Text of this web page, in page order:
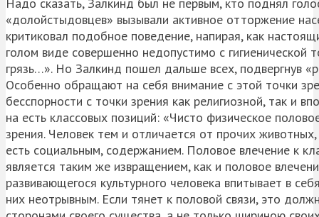
Надо сказать, Залкинд был не первым, кто поднял
«долойстыдовцев» вызывали активное отторжение
критиковал подобное поведение, напирая, как
голом виде совершенно недопустимо с
грязь…». Но Залкинд пошел дальше всех, подвергнув
Особенно обращают на себя внимание с этой точки
бесспорности с точки зрения как религиозной, так и
на есть классовых позиций: «Чисто физическое
зрения. Человек тем и отличается от прочих
есть социальным, содержанием. Половое влечение к
является таким же извращением, как и половое
развивающегося культурного человека впитывает в
них неотрывным. Если тянет к половой связи, это